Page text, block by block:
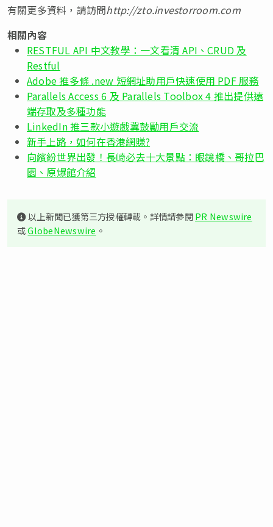
有關更多資料，請訪問http://zto.investorroom.com
相關內容
RESTFUL API 中文教學：一文看清 API、CRUD 及
Restful
Adobe 推多條 .new 短網址助用戶快速使用 PDF 服務
Parallels Access 6 及 Parallels Toolbox 4 推出提供遠
端存取及多種功能
LinkedIn 推三款小遊戲冀鼓勵用戶交流
新手上路，如何在香港網賺?
向繽紛世界出發！長崎必去十大景點：眼鏡橋、哥拉巴
園、原爆館介紹
以上新聞已獲第三方授權轉載。詳情請參閱PR Newswire
或GlobeNewswire 。